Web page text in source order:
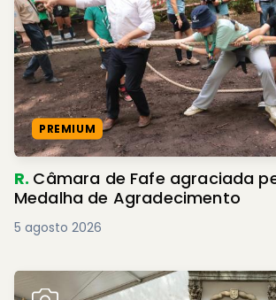
PREMIUM
R. Câmara de Fafe agraciada pelo
Medalha de Agradecimento
5 agosto 2026